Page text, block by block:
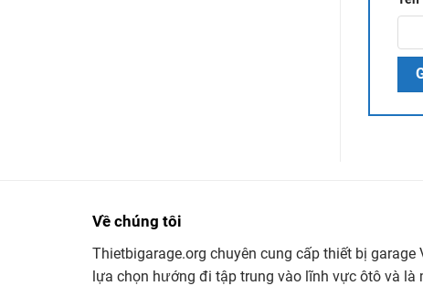
Về chúng tôi
Thietbigarage.org chuyên cung cấp thiết bị garage
lựa chọn hướng đi tập trung vào lĩnh vực ôtô và là